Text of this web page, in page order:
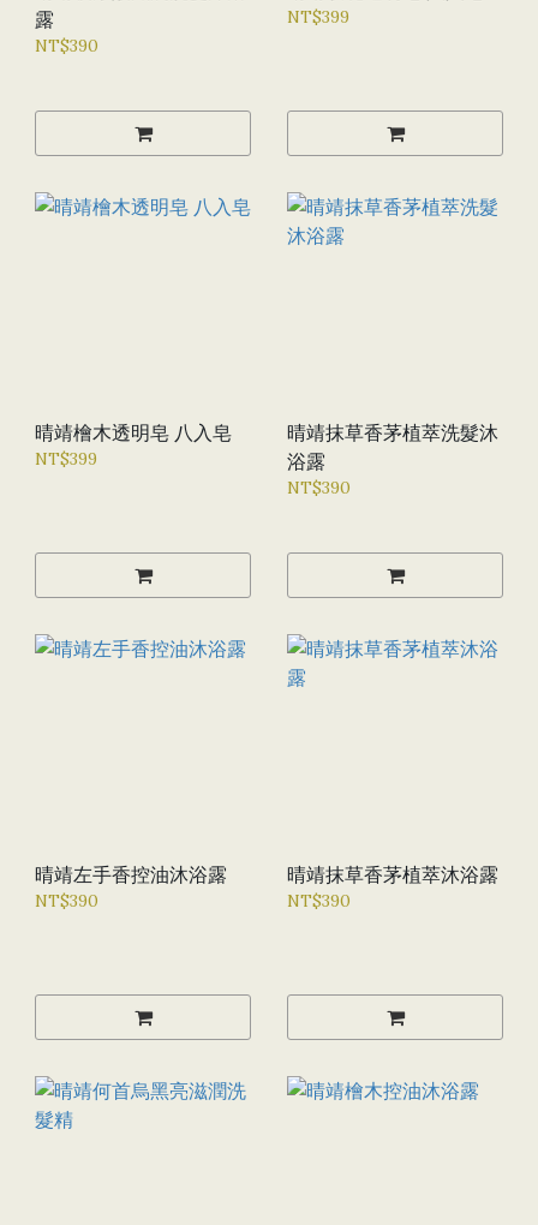
露
NT$390
NT$399
晴靖檜木透明皂 八入皂
NT$399
晴靖抹草香茅植萃洗髮沐
浴露
NT$390
晴靖左手香控油沐浴露
NT$390
晴靖抹草香茅植萃沐浴露
NT$390